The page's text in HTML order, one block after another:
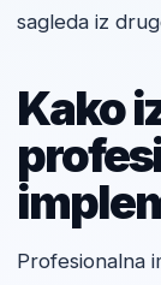
sagleda iz
Kako
Profesionalna